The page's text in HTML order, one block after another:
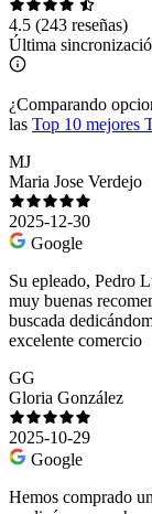
4.5 (243 reseñas)
Última
¿Comparando
las Top 10 mejores
MJ
Maria Jose Verdejo
2025-12-30
Google
Su epleado, Pedro
muy buenas
buscada
excelente comercio
GG
Gloria González
2025-10-29
Google
Hemos comprado